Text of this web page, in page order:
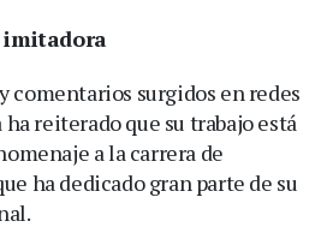
imitadora
comentarios surgidos en redes
reiterado que su trabajo está
a la carrera de
ha dedicado gran parte de su